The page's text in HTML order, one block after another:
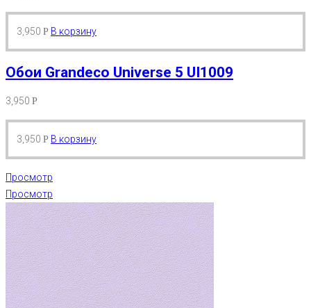
3,950 Р В корзину
Обои Grandeco Universe 5 UI1009
3,950 Р
3,950 Р В корзину
Просмотр
Просмотр